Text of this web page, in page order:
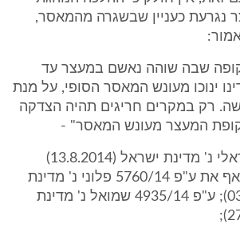
נגרעת כעניין שבשגרה מהמאסר,
שבה שוהה נאשם במעצר עד
ינוכו מעונש המאסר הסופי, על מנת
רק במקרים חריגים תהיה הצדקה
המעצר מעונש המאסר" -
ע"פ 4152/13 ישראלי נ' מדינת ישראל (13.8.2014)
בפסקה 10 , וראו אף את ע"פ 5760/14 פלוני נ' מדינת
ישראל (03.06.2015); ע"פ 4935/14 שמואל נ' מדינת